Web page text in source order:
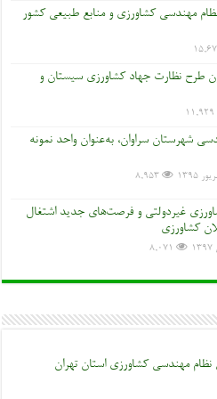
مهندسی کشاورزی و منابع طبیعی کشور
طرح نظارت جهاد کشاورزی سیستان و
11,929
شهرستان سراوان، به‌عنوان واحد نمونه
8,953
غیردولتی و فرصت‌های جدید اشتغال
کشاورزی
8,071
مهندسی کشاورزی استان تهران